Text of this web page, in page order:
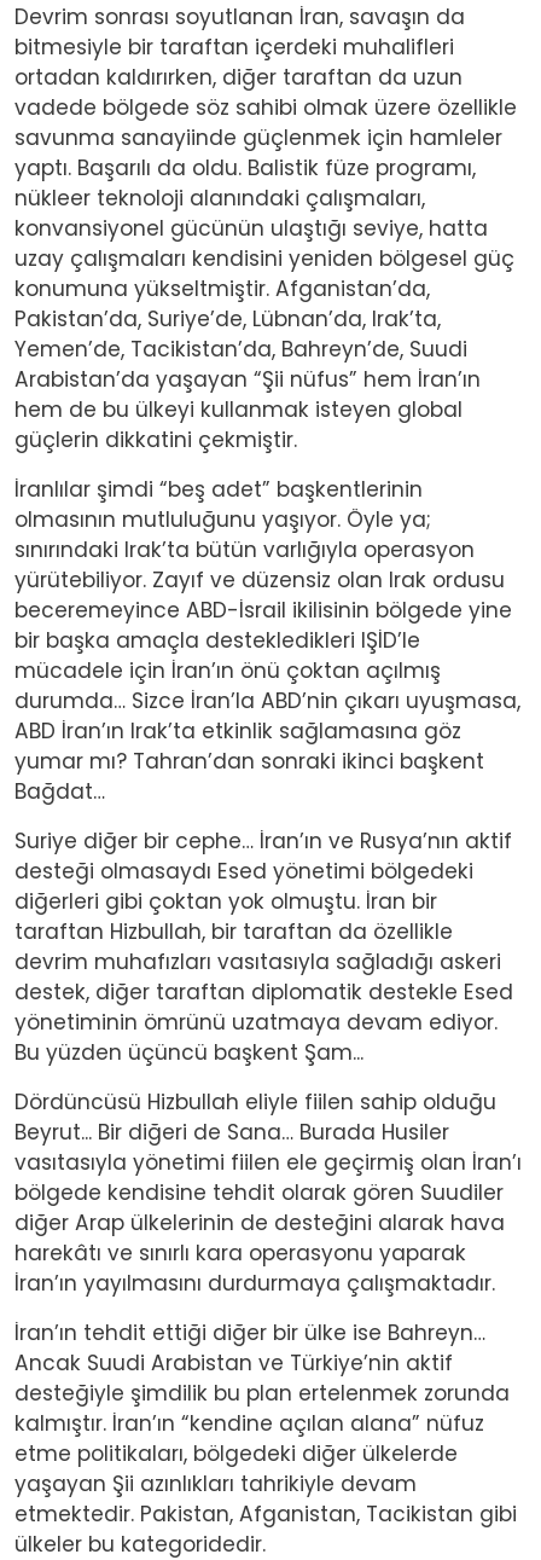
Devrim sonrası soyutlanan İran, savaşın da
bitmesiyle bir taraftan içerdeki muhalifleri
ortadan kaldırırken, diğer taraftan da uzun
vadede bölgede söz sahibi olmak üzere özellikle
savunma sanayiinde güçlenmek için hamleler
yaptı. Başarılı da oldu. Balistik füze programı,
nükleer teknoloji alanındaki çalışmaları,
konvansiyonel gücünün ulaştığı seviye, hatta
uzay çalışmaları kendisini yeniden bölgesel güç
konumuna yükseltmiştir. Afganistan’da,
Pakistan’da, Suriye’de, Lübnan’da, Irak’ta,
Yemen’de, Tacikistan’da, Bahreyn’de, Suudi
Arabistan’da yaşayan “Şii nüfus” hem İran’ın
hem de bu ülkeyi kullanmak isteyen global
güçlerin dikkatini çekmiştir.
İranlılar şimdi “beş adet” başkentlerinin
olmasının mutluluğunu yaşıyor. Öyle ya;
sınırındaki Irak’ta bütün varlığıyla operasyon
yürütebiliyor. Zayıf ve düzensiz olan Irak ordusu
beceremeyince ABD-İsrail ikilisinin bölgede yine
bir başka amaçla destekledikleri IŞİD’le
mücadele için İran’ın önü çoktan açılmış
durumda… Sizce İran’la ABD’nin çıkarı uyuşmasa,
ABD İran’ın Irak’ta etkinlik sağlamasına göz
yumar mı? Tahran’dan sonraki ikinci başkent
Bağdat…
Suriye diğer bir cephe… İran’ın ve Rusya’nın aktif
desteği olmasaydı Esed yönetimi bölgedeki
diğerleri gibi çoktan yok olmuştu. İran bir
taraftan Hizbullah, bir taraftan da özellikle
devrim muhafızları vasıtasıyla sağladığı askeri
destek, diğer taraftan diplomatik destekle Esed
yönetiminin ömrünü uzatmaya devam ediyor.
Bu yüzden üçüncü başkent Şam...
Dördüncüsü Hizbullah eliyle fiilen sahip olduğu
Beyrut... Bir diğeri de Sana… Burada Husiler
vasıtasıyla yönetimi fiilen ele geçirmiş olan İran’ı
bölgede kendisine tehdit olarak gören Suudiler
diğer Arap ülkelerinin de desteğini alarak hava
harekâtı ve sınırlı kara operasyonu yaparak
İran’ın yayılmasını durdurmaya çalışmaktadır.
İran’ın tehdit ettiği diğer bir ülke ise Bahreyn…
Ancak Suudi Arabistan ve Türkiye’nin aktif
desteğiyle şimdilik bu plan ertelenmek zorunda
kalmıştır. İran’ın “kendine açılan alana” nüfuz
etme politikaları, bölgedeki diğer ülkelerde
yaşayan Şii azınlıkları tahrikiyle devam
etmektedir. Pakistan, Afganistan, Tacikistan gibi
ülkeler bu kategoridedir.